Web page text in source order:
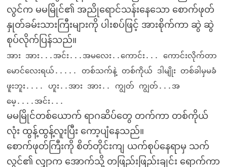
လွင်က မမမြိုင်၏ အညိုရောင်သန်းနေသော စောက်ဖုတ်
နှုတ်ခမ်းသားကြီးများကို ပါးစပ်ဖြင့် အားစိုက်ကာ ဆွဲ ဆွဲ
စုပ်လိုက်ပြန်သည်။
အား အား...အင်း...အမလေး..ကောင်း... ကောင်းလိုက်တာ
မောင်လေးရယ်..... တစ်သက်နဲ့ တစ်ကိုယ် ဒါမျိုး တစ်ခါမှမခံ
ဖူးဘူး.... ဟူး..အား အား.. ကျွတ် ကျွတ်...အ
မေ့....အင်း...
မမမြိုင်တစ်ယောက် ရာဂဆိပ်တွေ တက်ကာ တစ်ကိုယ်
လုံး ထွန့်ထွန့်လူးပြီး ကော့ပျံနေသည်။
စောက်ဖုတ်ကြီးကို စိတ်တိုင်းကျ ယက်စုပ်နေရာမှ သက်
လွင်၏ လျှာက အောက်သို့ တဖြည်းဖြည်းချင်း ရောက်ကာ